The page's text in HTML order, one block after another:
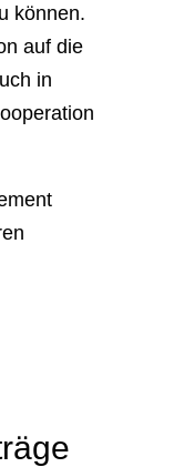
können.
auf die
in